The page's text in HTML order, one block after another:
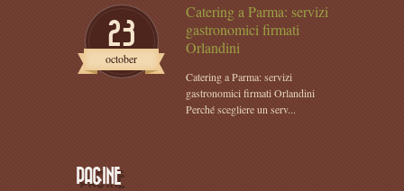
23
october
Catering a Parma: servizi
gastronomici firmati
Orlandini
Catering a Parma: servizi
gastronomici firmati Orlandini
Perché scegliere un serv...
PAGINE